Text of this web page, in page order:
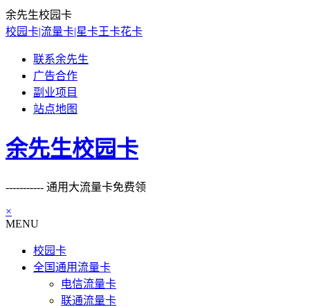
余先生校园卡
校园卡|流量卡|星卡王卡花卡
联系余先生
广告合作
副业项目
站点地图
余先生校园卡
----------- 通用大流量卡免费领
×
MENU
校园卡
全国通用流量卡
电信流量卡
联通流量卡